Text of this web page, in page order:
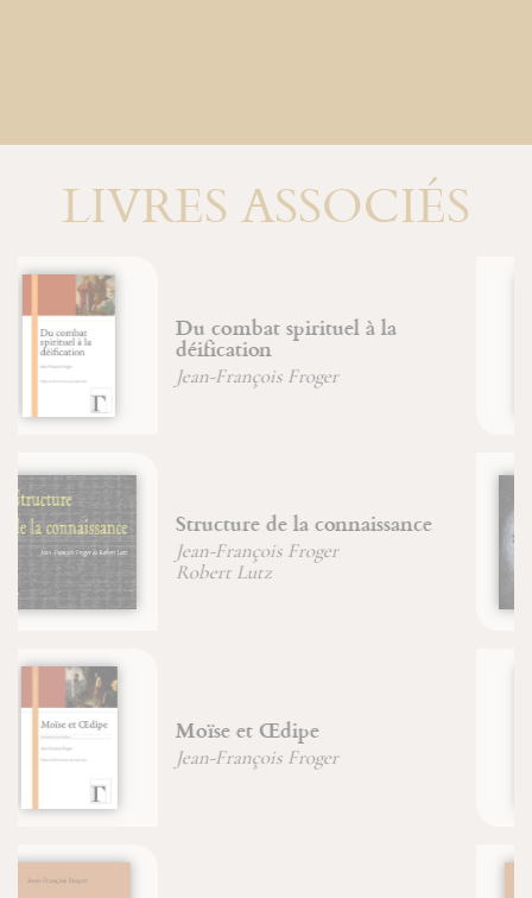
LIVRES ASSOCIÉS
Énigme de la pensée
Jean-François Froger
L'arbre des archétypes
Jean-François Froger
Bernadette Main
De la nature de l'arbre
Jean Laugier